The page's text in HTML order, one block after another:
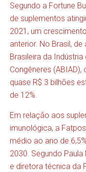
Segundo a Fortune
de suplementos
2021, um
anterior. No Brasil,
Brasileira da
Congêneres
quase R$ 3 bilhões
de 12%.
Em relação aos
imunológica, a
médio ao ano de
2030. Segundo
e diretora técnica da